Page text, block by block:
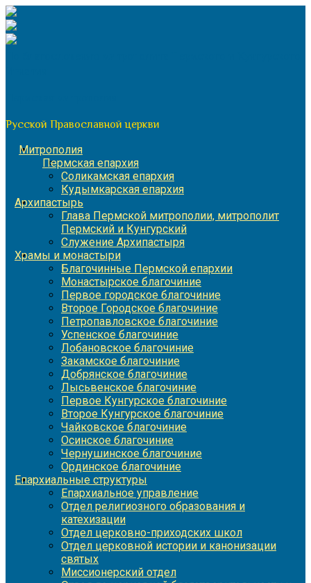
Перейти
к
содержимому
Русской Православной церкви
Митрополия
Пермская епархия
Соликамская епархия
Кудымкарская епархия
Архипастырь
Глава Пермской митрополии, митрополит
Пермский и Кунгурский
Служение Архипастыря
Храмы и монастыри
Благочинные Пермской епархии
Монастырское благочиние
Первое городское благочиние
Второе Городское благочиние
Петропавловское благочиние
Успенское благочиние
Лобановское благочиние
Закамское благочиние
Добрянское благочиние
Лысьвенское благочиние
Первое Кунгурское благочиние
Второе Кунгурское благочиние
Чайковское благочиние
Осинское благочиние
Чернушинское благочиние
Ординское благочиние
Епархиальные структуры
Епархиальное управление
Отдел религиозного образования и
катехизации
Отдел церковно-приходских школ
Отдел церковной истории и канонизации
святых
Миссионерский отдел